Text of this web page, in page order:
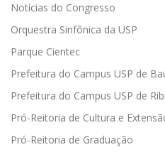
Notícias do Congresso
Orquestra Sinfônica da USP
Parque Cientec
Prefeitura do Campus USP de
Prefeitura do Campus USP de
Pró-Reitoria de Cultura e
Pró-Reitoria de Graduação